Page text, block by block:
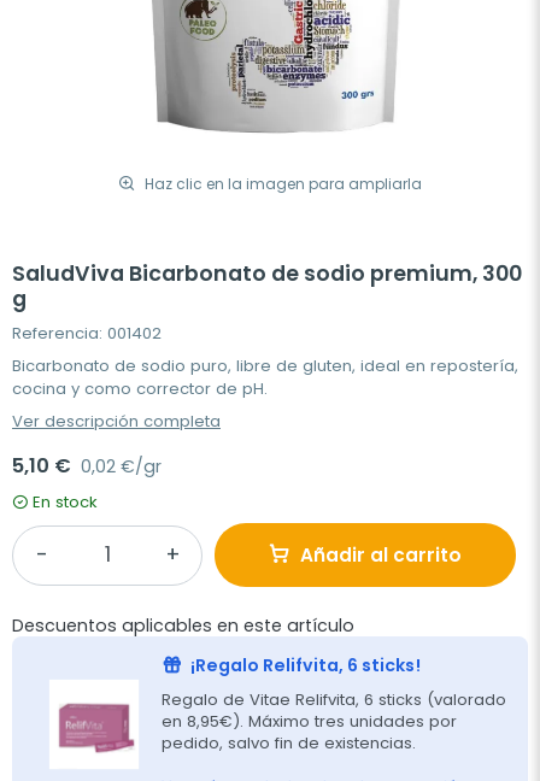
Haz clic en la imagen para ampliarla
SaludViva Bicarbonato de sodio premium, 300
g
Referencia: 001402
Bicarbonato de sodio puro, libre de gluten, ideal en repostería,
cocina y como corrector de pH.
Ver descripción completa
5,10 € 0,02 €/gr
En stock
Añadir al carrito
Descuentos aplicables en este artículo
¡Regalo Relifvita, 6 sticks!
Regalo de Vitae Relifvita, 6 sticks (valorado
en 8,95€). Máximo tres unidades por
pedido, salvo fin de existencias.